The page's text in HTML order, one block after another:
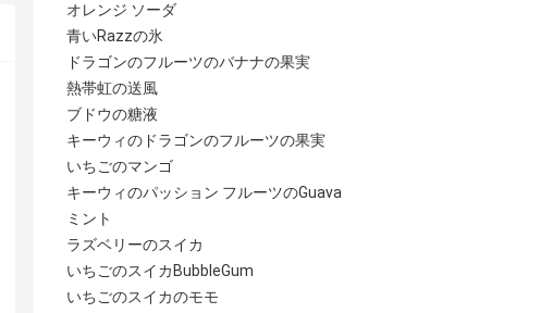
オレンジ ソーダ
青いRazzの氷
ドラゴンのフルーツのバナナの果実
熱帯虹の送風
ブドウの糖液
キーウィのドラゴンのフルーツの果実
いちごのマンゴ
キーウィのパッション フルーツのGuava
ミント
ラズベリーのスイカ
いちごのスイカBubbleGum
いちごのスイカのモモ